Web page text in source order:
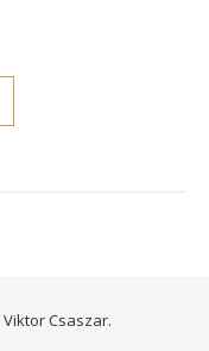
Viktor Csaszar.